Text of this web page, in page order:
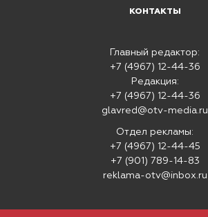
КОНТАКТЫ
Главный редактор:
+7 (4967) 12-44-36
Редакция:
+7 (4967) 12-44-36
glavred@otv-media.ru
Отдел рекламы:
+7 (4967) 12-44-45
+7 (901) 789-14-83
reklama-otv@inbox.ru